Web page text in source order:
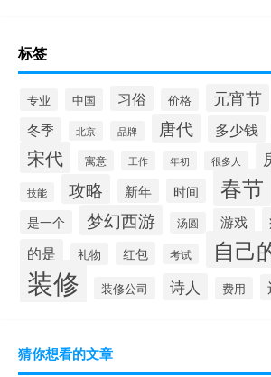
标签
专业 中国 习俗 价格 元宵节
冬季 北京 品牌 唐代 多少钱
宋代 寓意 工作 年初 很多人
技能 攻略 新年 时间 春节
是一个 梦幻西游 汤圆 游戏
的是 礼物 红包 考试 自己
装修 装修公司 诗人 费用
猜你想看的文章